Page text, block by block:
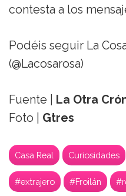
contesta a los
Podéis seguir La
(@Lacosarosa)
Fuente |
La Otra
Foto | Gtres
Casa Real Curiosidades
#extrajero #Froilán